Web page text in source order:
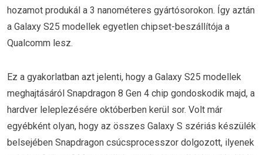
hozamot produkál a 3 nanométeres gyártósorokon. Így aztán
a Galaxy S25 modellek egyetlen chipset-beszállítója a
Qualcomm lesz.
Ez a gyakorlatban azt jelenti, hogy a Galaxy S25 modellek
meghajtásáról Snapdragon 8 Gen 4 chip gondoskodik majd, a
hardver leleplezésére októberben kerül sor. Volt már
egyébként olyan, hogy az összes Galaxy S szériás készülék
belsejében Snapdragon csúcsprocesszor dolgozott, ilyenek